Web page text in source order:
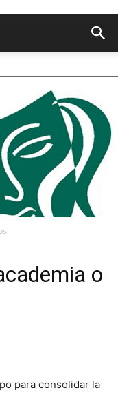
o
para consolidar la